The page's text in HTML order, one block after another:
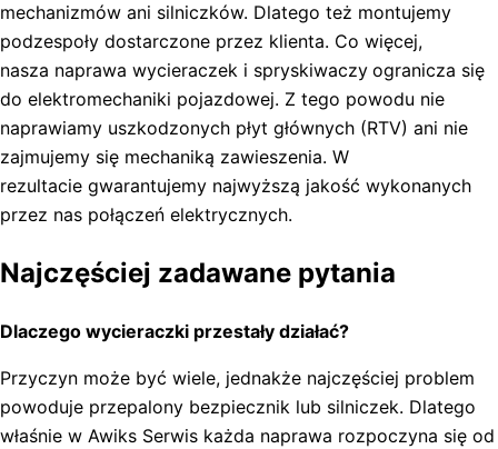
mechanizmów ani silniczków. Dlatego też montujemy
podzespoły dostarczone przez klienta. Co więcej,
nasza naprawa wycieraczek i spryskiwaczy ogranicza się
do elektromechaniki pojazdowej. Z tego powodu nie
naprawiamy uszkodzonych płyt głównych (RTV) ani nie
zajmujemy się mechaniką zawieszenia. W
rezultacie gwarantujemy najwyższą jakość wykonanych
przez nas połączeń elektrycznych.
Najczęściej zadawane pytania
Dlaczego wycieraczki przestały działać?
Przyczyn może być wiele, jednakże najczęściej problem
powoduje przepalony bezpiecznik lub silniczek. Dlatego
właśnie w Awiks Serwis każda naprawa rozpoczyna się od